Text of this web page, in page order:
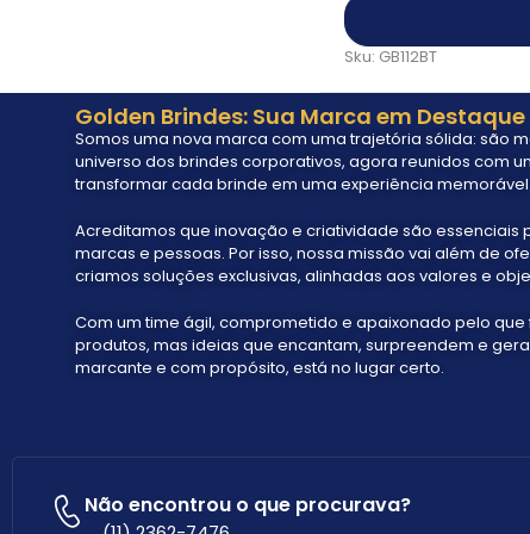
Sku: GB112BT
Golden Brindes: Sua Marca em Destaque
Somos uma nova marca com uma trajetória sólida: são
universo dos brindes corporativos, agora reunidos com
transformar cada brinde em uma experiência memorável.
Acreditamos que inovação e criatividade são essenciais
marcas e pessoas. Por isso, nossa missão vai além de
criamos soluções exclusivas, alinhadas aos valores e
Com um time ágil, comprometido e apaixonado pelo
produtos, mas ideias que encantam, surpreendem e
marcante e com propósito, está no lugar certo.
Não encontrou o que procurava?